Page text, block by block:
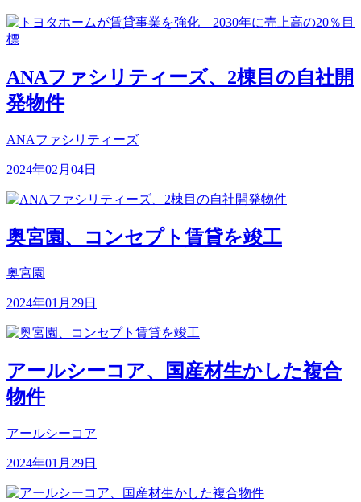
ANAファシリティーズ、2棟目の自社開
発物件
ANAファシリティーズ
2024年02月04日
奥宮園、コンセプト賃貸を竣工
奥宮園
2024年01月29日
アールシーコア、国産材生かした複合
物件
アールシーコア
2024年01月29日